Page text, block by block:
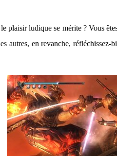
plaisir ludique se mérite ? Vous
autres, en revanche,